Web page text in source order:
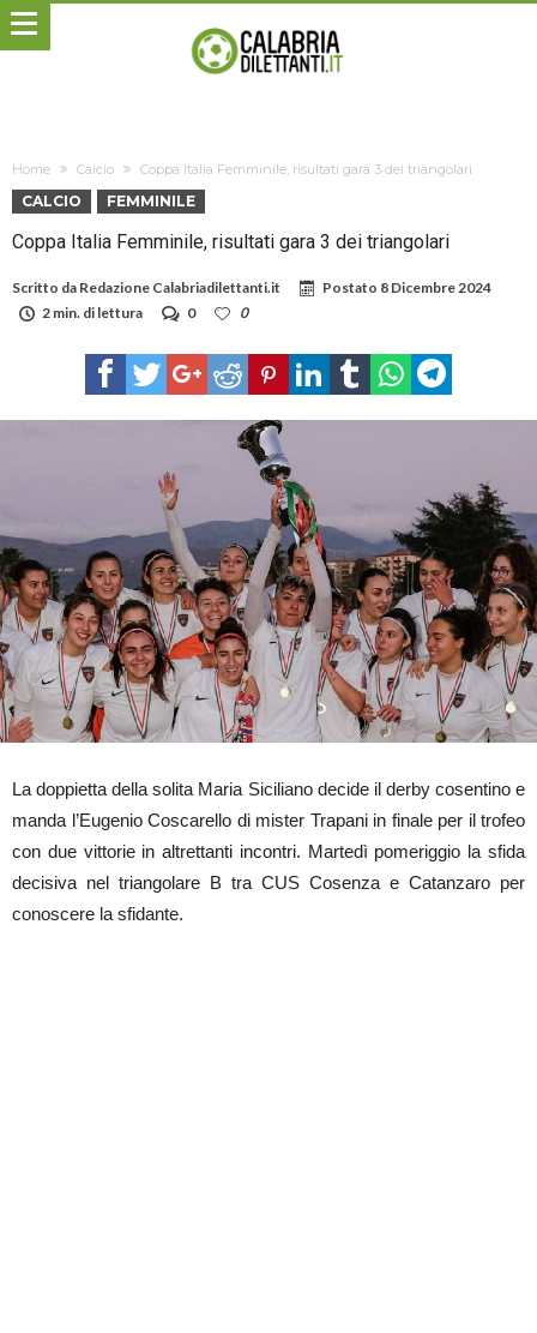
Home Calcio Coppa Italia Femminile, risultati gara 3 dei triangolari
CALCIO FEMMINILE
Coppa Italia Femminile, risultati gara 3 dei triangolari
Scritto da Redazione Calabriadilettanti.it Postato 8 Dicembre 2024
2 min. di lettura
0 0
La doppietta della solita Maria Siciliano decide il derby cosentino e
manda l’Eugenio Coscarello di mister Trapani in finale per il trofeo
con due vittorie in altrettanti incontri. Martedì pomeriggio la sfida
decisiva nel triangolare B tra CUS Cosenza e Catanzaro per
conoscere la sfidante.